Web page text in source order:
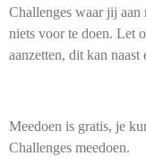
Challenges waar jij aan
niets voor te doen. Let
aanzetten, dit kan
Meedoen is gratis, je
Challenges meedoen.